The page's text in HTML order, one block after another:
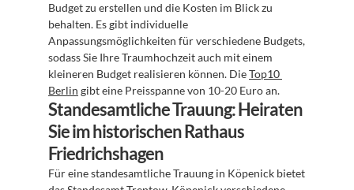
Budget zu erstellen und die Kosten im Blick zu
behalten. Es gibt individuelle
Anpassungsmöglichkeiten für verschiedene Budgets,
sodass Sie Ihre Traumhochzeit auch mit einem
kleineren Budget realisieren können. Die Top10
Berlin gibt eine Preisspanne von 10-20 Euro an.
Standesamtliche Trauung: Heiraten
Sie im historischen Rathaus
Friedrichshagen
Für eine standesamtliche Trauung in Köpenick bietet